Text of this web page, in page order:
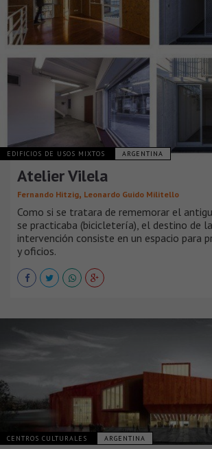
EDIFICIOS DE USOS MIXTOS ARGENTINA
Atelier Vilela
Fernando Hitzig, Leonardo Guido Militello
Como si se tratara de rememorar el
se practicaba (bicicletería), el destino de
intervención consiste en un espacio para
y oficios.
CENTROS CULTURALES ARGENTINA